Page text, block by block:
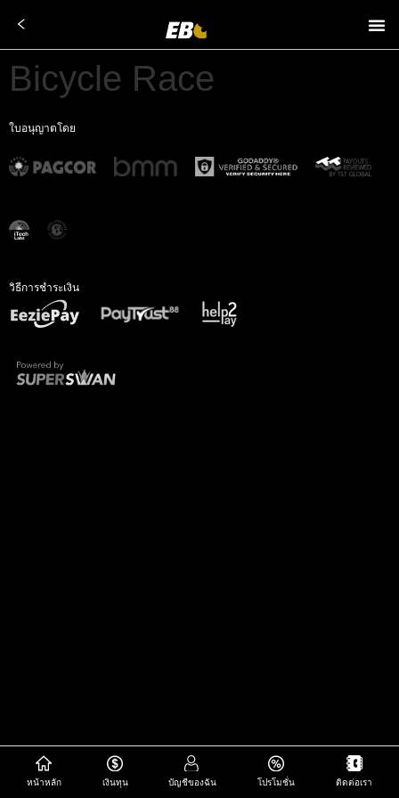
หน้าหลัก เงินทุน บัญชีของฉัน โปรโมชั่น ติดต่อเรา
Bicycle Race
ใบอนุญาตโดย
วิธีการชำระเงิน